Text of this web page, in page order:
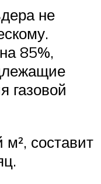
не
85%,
газовой
м², составит